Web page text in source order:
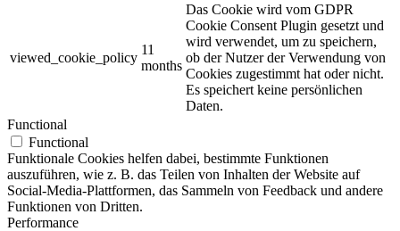
viewed_cookie_policy
11
months
Das Cookie wird vom GDPR
Cookie Consent Plugin gesetzt und
wird verwendet, um zu speichern,
ob der Nutzer der Verwendung von
Cookies zugestimmt hat oder nicht.
Es speichert keine persönlichen
Daten.
Functional
Functional
Funktionale Cookies helfen dabei, bestimmte Funktionen
auszuführen, wie z. B. das Teilen von Inhalten der Website auf
Social-Media-Plattformen, das Sammeln von Feedback und andere
Funktionen von Dritten.
Performance